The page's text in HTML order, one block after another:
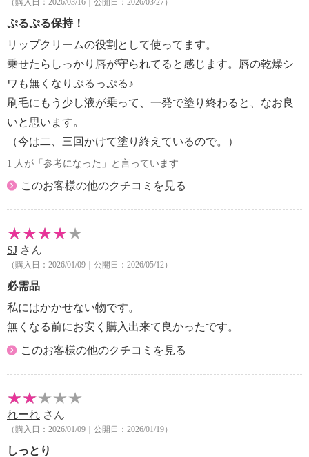
も生き残る植物として知られています。
菜の花ハチミツエキス（ハチミツエキス）を配合し、
ツヤと潤いを与えます。ハチミツは、済州島（チェジ
ュトウ）産の菜の花だけを採取したミツバチのもので
メドウフォーム油、スイートアーモンドオイル（アー
モンド油）、ビタミンＥ（酢酸トコフェロール）を配
合し、唇にハリ・ツヤを与え、なめらかに整えます。
＜配合／無配合表示＞
無鉱物油、ノンパラベン、ノンアルコール、石油系界
用、紫外線吸収剤不使用
ホバ種子油、酢酸トコフェロール、ハチミツエキス、
カニナバラ果実油、オリーブ果実油、アルガニアスピ
ノサ核油、ツバキ種子油、メドウフォーム油、ヒマワ
リ種子油、チャ種子油、マカデミア種子油、アーモン
ド油、モナスカスエキス、ＢＧ、水、１，２−ヘキサ
ンジオール、デヒドロ酢酸
【使用上の注意事項】
・唇に合わない場合、唇に異常がある場合は使用を中
止して下さい。
ください。
・乳幼児の手の届く所、直射日光の当たる場所、極端
【使用期限の記載】
・なし
【原産国（地）】
・韓国製
（購入日：2026/03/16｜公開日：2026/03/27）
ぷるぷる保持！
リップクリームの役割として使ってます。
乗せたらしっかり唇が守られてると感じます。唇の乾燥シ
ワも無くなりぷるっぷる♪
刷毛にもう少し液が乗って、一発で塗り終わると、なお良
いと思います。
（今は二、三回かけて塗り終えているので。）
1 人が「参考になった」と言っています
このお客様の他のクチコミを見る
SJ さん
（購入日：2026/01/09｜公開日：2026/05/12）
必需品
私にはかかせない物です。
無くなる前にお安く購入出来て良かったです。
このお客様の他のクチコミを見る
れーれ さん
（購入日：2026/01/09｜公開日：2026/01/19）
しっとり